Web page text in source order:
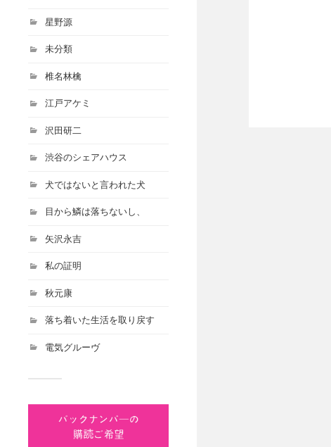
星野源
未分類
椎名林檎
江戸アケミ
沢田研二
渋谷のシェアハウス
犬ではないと言われた犬
目から鱗は落ちないし、
矢沢永吉
私の証明
秋元康
落ち着いた生活を取り戻す
電気グルーヴ